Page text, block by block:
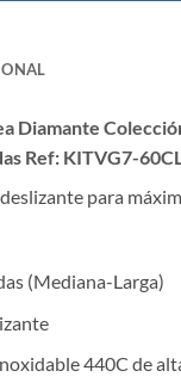
Diamante
Ref: KITVG7-
para
(Mediana-Larga)
440C de